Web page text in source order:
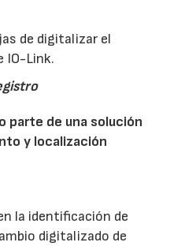
de digitalizar el
IO-Link.
parte de una solución
y localización
la identificación de
digitalizado de